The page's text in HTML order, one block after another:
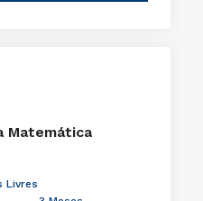
Matemática
Livres